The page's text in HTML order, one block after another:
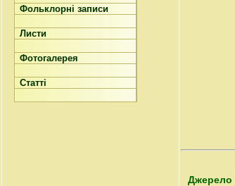
Фольклорні записи
Листи
Фотогалерея
Статті
Джерело